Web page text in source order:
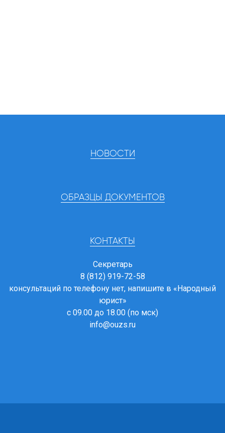
НОВОСТИ
ОБРАЗЦЫ ДОКУМЕНТОВ
КОНТАКТЫ
Секретарь
8 (812) 919-72-58
консультаций по телефону нет, напишите в «Народный
юрист»
с 09.00 до 18.00 (по мск)
info@ouzs.ru